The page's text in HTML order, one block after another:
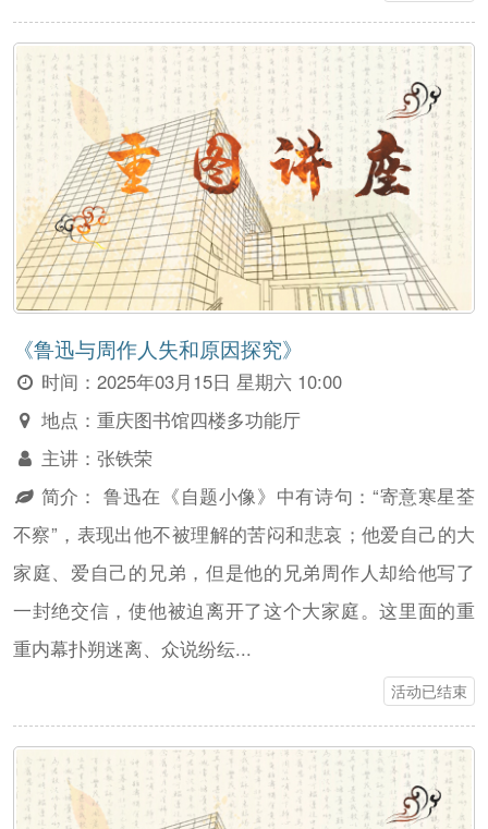
《鲁迅与周作人失和原因探究》
时间：2025年03月15日 星期六 10:00
地点：重庆图书馆四楼多功能厅
主讲：张铁荣
简介： 鲁迅在《自题小像》中有诗句：“寄意寒星荃
不察”，表现出他不被理解的苦闷和悲哀；他爱自己的大
家庭、爱自己的兄弟，但是他的兄弟周作人却给他写了
一封绝交信，使他被迫离开了这个大家庭。这里面的重
重内幕扑朔迷离、众说纷纭...
活动已结束